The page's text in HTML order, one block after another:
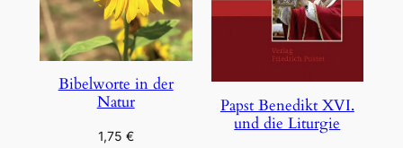
Bibelworte in der
Natur
1,75 €
Papst Benedikt XVI.
und die Liturgie